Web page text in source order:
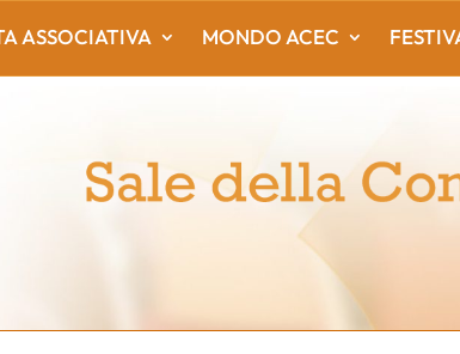
ASSOCIATIVA MONDO ACEC